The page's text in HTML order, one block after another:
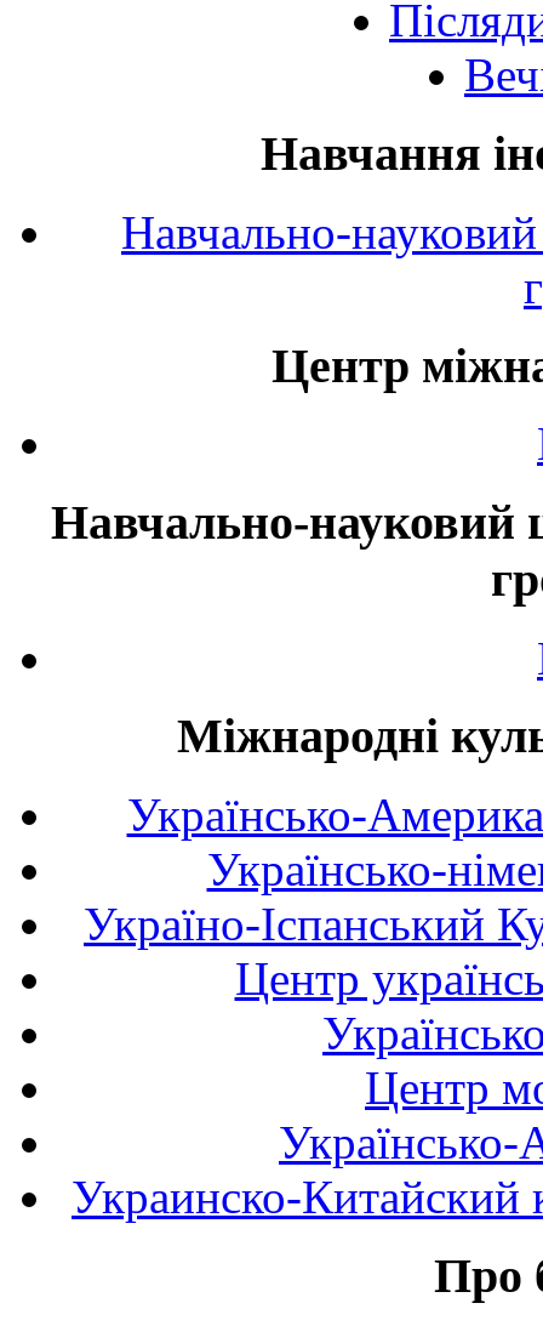
Навчання
Навчально-
Центр
Навчально-науковий
Міжнародні
Українсько-
Українсько-
Україно-Іспанський
Центр
Центр
Українсько-
Украинско-Китайский
Про